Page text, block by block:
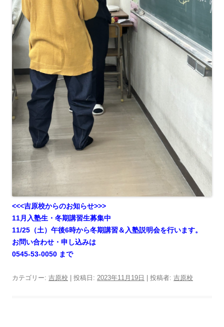
<<<吉原校からのお知らせ>>>
11月入塾生・冬期講習生募集中
11/25（土）午後6時から冬期講習＆入塾説明会を行います。
お問い合わせ・申し込みは
0545-53-0050 まで
カテゴリー: 吉原校 | 投稿日: 2023年11月19日 | 投稿者: 吉原校